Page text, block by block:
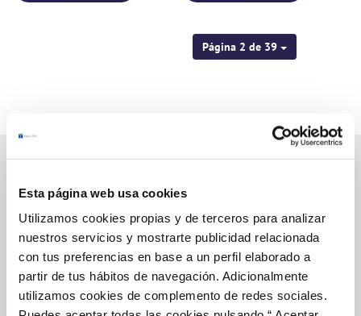
Esta página web usa cookies
Utilizamos cookies propias y de terceros para analizar
nuestros servicios y mostrarte publicidad relacionada
con tus preferencias en base a un perfil elaborado a
partir de tus hábitos de navegación. Adicionalmente
utilizamos cookies de complemento de redes sociales.
Página 2 de 39
FACTURAS, PAGOS Y CONSUMOS
CONTRATOS